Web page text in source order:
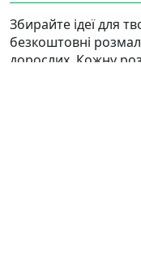
Збирайте ідеї для
безкоштовні
дорослих. Кожну